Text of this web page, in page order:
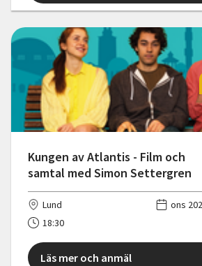
Kungen av Atlantis - Film och
samtal med Simon Settergren
Lund
ons
18:30
Läs mer och anmäl